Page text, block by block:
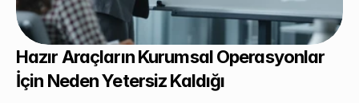
Hazır Araçların Kurumsal Operasyonlar
İçin Neden Yetersiz Kaldığı